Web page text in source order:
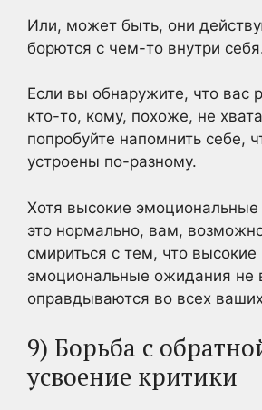
Или, может быть, они
борются с чем-то внутри
Если вы обнаружите, что вас
кто-то, кому, похоже, не
попробуйте напомнить себе,
устроены по-разному.
Хотя высокие
это нормально, вам,
смириться с тем, что высокие
эмоциональные ожидания не
оправдываются во всех
9) Борьба с
усвоение критики